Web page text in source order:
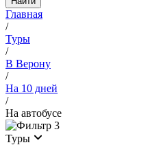
Главная
/
Туры
/
В Верону
/
На 10 дней
/
На автобусе
3
Туры